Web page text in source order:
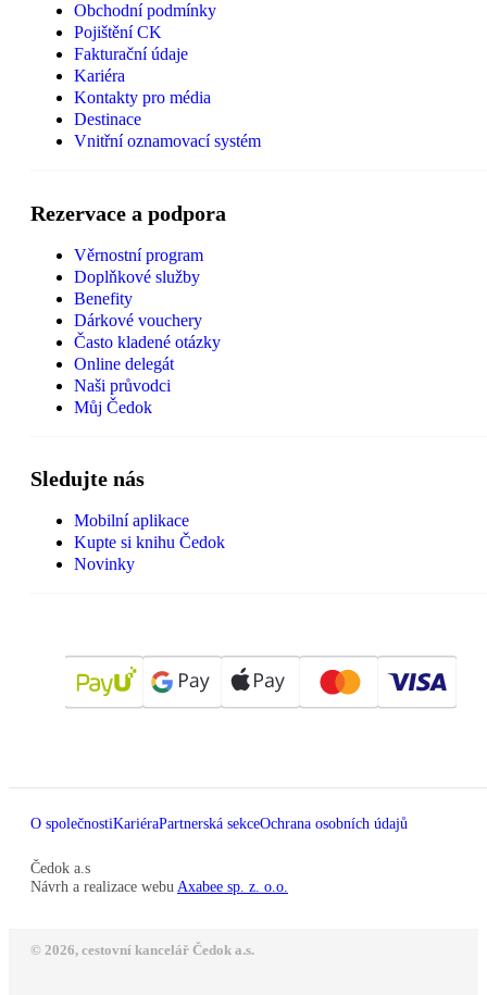
Obchodní podmínky
Pojištění CK
Fakturační údaje
Kariéra
Kontakty pro média
Destinace
Vnitřní oznamovací systém
Rezervace a podpora
Věrnostní program
Doplňkové služby
Benefity
Dárkové vouchery
Často kladené otázky
Online delegát
Naši průvodci
Můj Čedok
Sledujte nás
Mobilní aplikace
Kupte si knihu Čedok
Novinky
O společnostiKariéraPartnerská sekceOchrana osobních údajů
Čedok a.s
Návrh a realizace webu Axabee sp. z. o.o.
© 2026, cestovní kancelář Čedok a.s.